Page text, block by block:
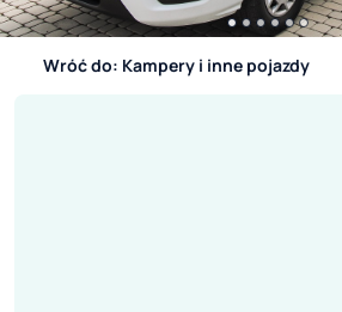
Wróć do: Kampery i inne pojazdy